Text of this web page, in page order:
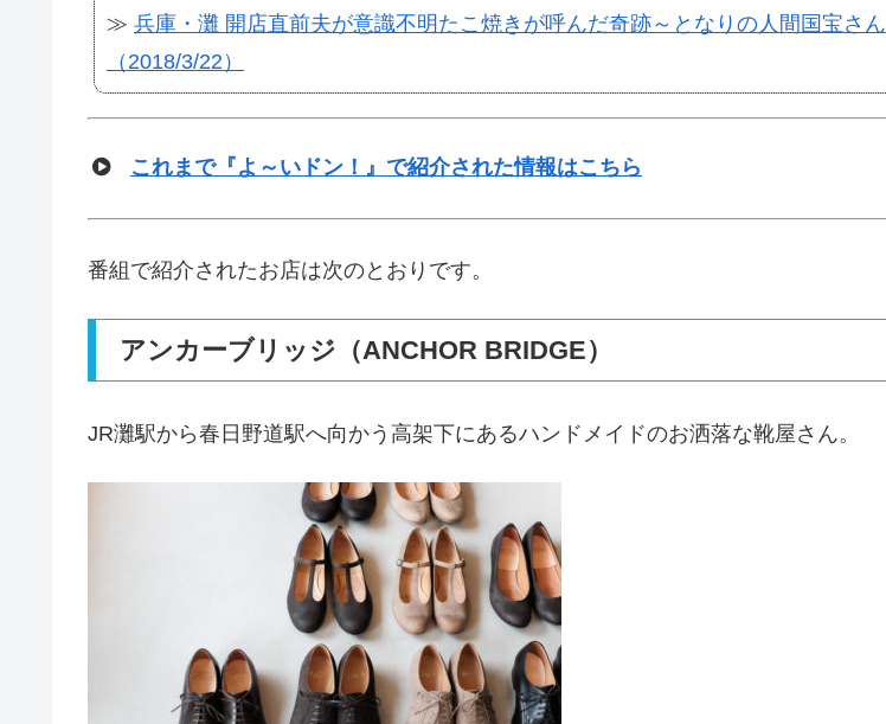
≫ 兵庫・灘 開店直前夫が意識不明たこ焼きが呼んだ奇跡～となりの人間国宝さん
（2018/3/22）
これまで『よ～いドン！』で紹介された情報はこちら
番組で紹介されたお店は次のとおりです。
アンカーブリッジ（ANCHOR BRIDGE）
JR灘駅から春日野道駅へ向かう高架下にあるハンドメイドのお洒落な靴屋さん。